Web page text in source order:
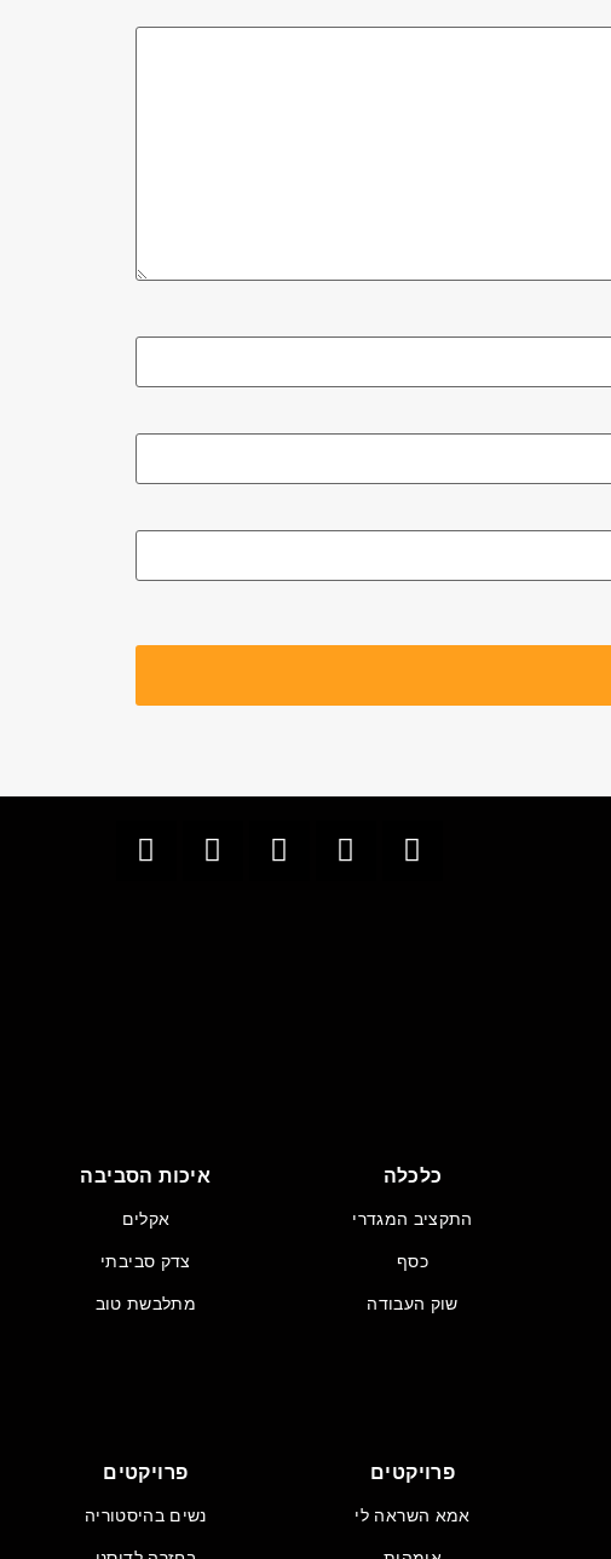
כלכלה
התקציב המגדרי
כסף
שוק העבודה
איכות הסביבה
אקלים
צדק סביבתי
מתלבשת טוב
פרויקטים
אמא השראה לי
פרויקטים
נשים בהיסטוריה